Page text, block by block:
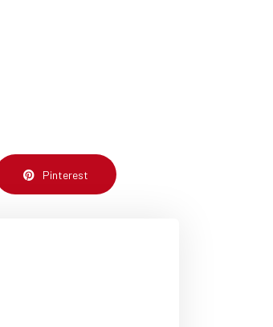
Pinterest